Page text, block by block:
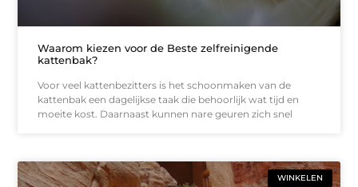
Waarom kiezen voor de Beste zelfreinigende
kattenbak?
Voor veel kattenbezitters is het schoonmaken van de
kattenbak een dagelijkse taak die behoorlijk wat tijd en
moeite kost. Daarnaast kunnen nare geuren zich snel
WINKELEN